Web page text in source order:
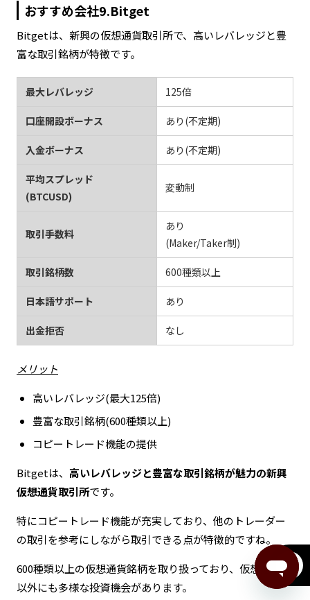
おすすめ会社9.Bitget
Bitgetは、新興の仮想通貨取引所で、高いレバレッジと豊
富な取引銘柄が特徴です。
最大レバレッジ 125倍
口座開設ボーナス あり(不定期)
入金ボーナス あり(不定期)
平均スプレッド
(BTCUSD)
変動制
取引手数料
あり
(Maker/Taker制)
取引銘柄数 600種類以上
日本語サポート あり
出金拒否 なし
メリット
高いレバレッジ(最大125倍)
豊富な取引銘柄(600種類以上)
コピートレード機能の提供
Bitgetは、 高いレバレッジと豊富な取引銘柄が魅力の新興
仮想通貨取引所です。
特にコピートレード機能が充実しており、他のトレーダー
の取引を参考にしながら取引できる点が特徴的ですね。
600種類以上の仮想通貨銘柄を取り扱っており、仮想通貨FX
以外にも多様な投資機会があります。
menu